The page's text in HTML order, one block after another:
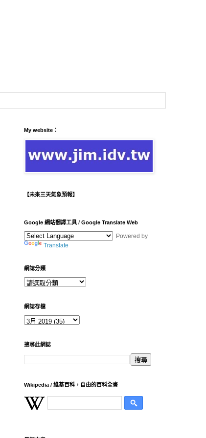
My website：
【未來三天氣象預報】
Google 網站翻譯工具 / Google Translate Web
Powered by
Translate
網誌分類
網誌存檔
搜尋此網誌
Wikipedia / 維基百科，自由的百科全書